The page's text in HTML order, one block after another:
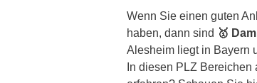
Wenn Sie einen guten
haben, dann sind 🥇
Alesheim liegt in Bayern
In diesen PLZ